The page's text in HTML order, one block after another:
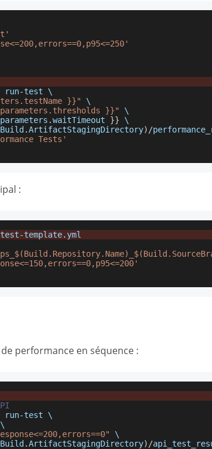
run-test \
}}"
\
}}"
\
parameters .waitTimeout }} \
Build .ArtifactStagingDirectory) /
Tests'
:
test-template. yml
performance en séquence :
run-test \
\
\
Build .ArtifactStagingDirectory) /